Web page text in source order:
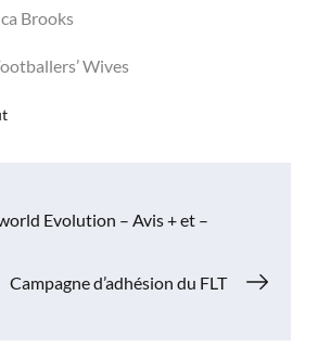
Brooks
Wives
Evolution – Avis + et –
Campagne d’adhésion du FLT